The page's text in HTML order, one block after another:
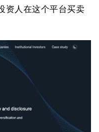
资人在这个平台买卖